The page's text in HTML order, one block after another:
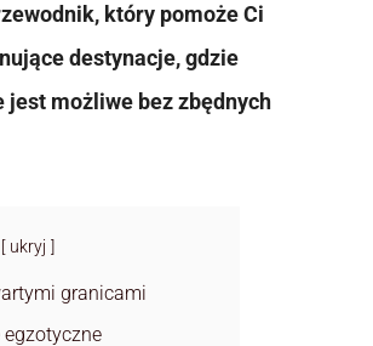
który pomoże Ci
destynacje, gdzie
jest możliwe bez zbędnych
ukryj
granicami
egzotyczne